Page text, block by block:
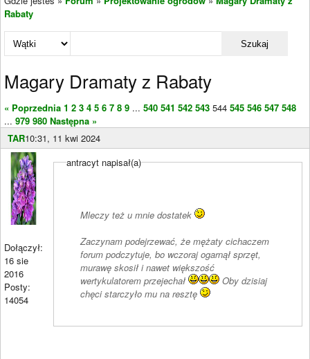
Rabaty
Szukaj
Magary Dramaty z Rabaty
« Poprzednia 1 2 3 4 5 6 7 8 9 ... 540 541 542 543 544 545 546 547 548
... 979 980 Następna »
TAR10:31, 11 kwi 2024
Dołączył:
16 sie
2016
Posty:
14054
antracyt napisał(a)
Mleczy też u mnie dostatek
Zaczynam podejrzewać, że mężaty cichaczem
forum podczytuje, bo wczoraj ogarnął sprzęt,
murawę skosił i nawet większość
wertykulatorem przejechał
Oby dzisiaj
chęci starczyło mu na resztę